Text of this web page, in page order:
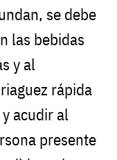
se debe
las bebidas
y al
rápida
acudir al
presente